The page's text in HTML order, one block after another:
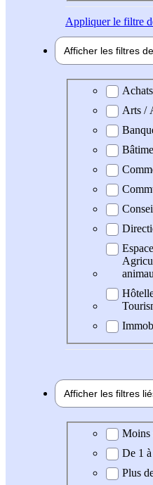
Appliquerle filtre
Afficher les filtres de
Domaine
Arts /
Afficher les filtres
ExpérienceMoins
De 1
Plus